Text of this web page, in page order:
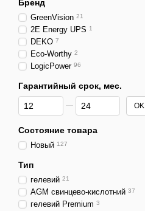
Бренд
GreenVision 21
2E Energy UPS 1
DEKO 7
Eco-Worthy 2
LogicPower 96
Гарантийный срок, мес.
От Гарантийный срок, мес.
До Гарантийный срок, мес. OK
Состояние товара
Новый 127
Тип
гелевий 21
AGM свинцево-кислотний 37
гелевий Premium 3